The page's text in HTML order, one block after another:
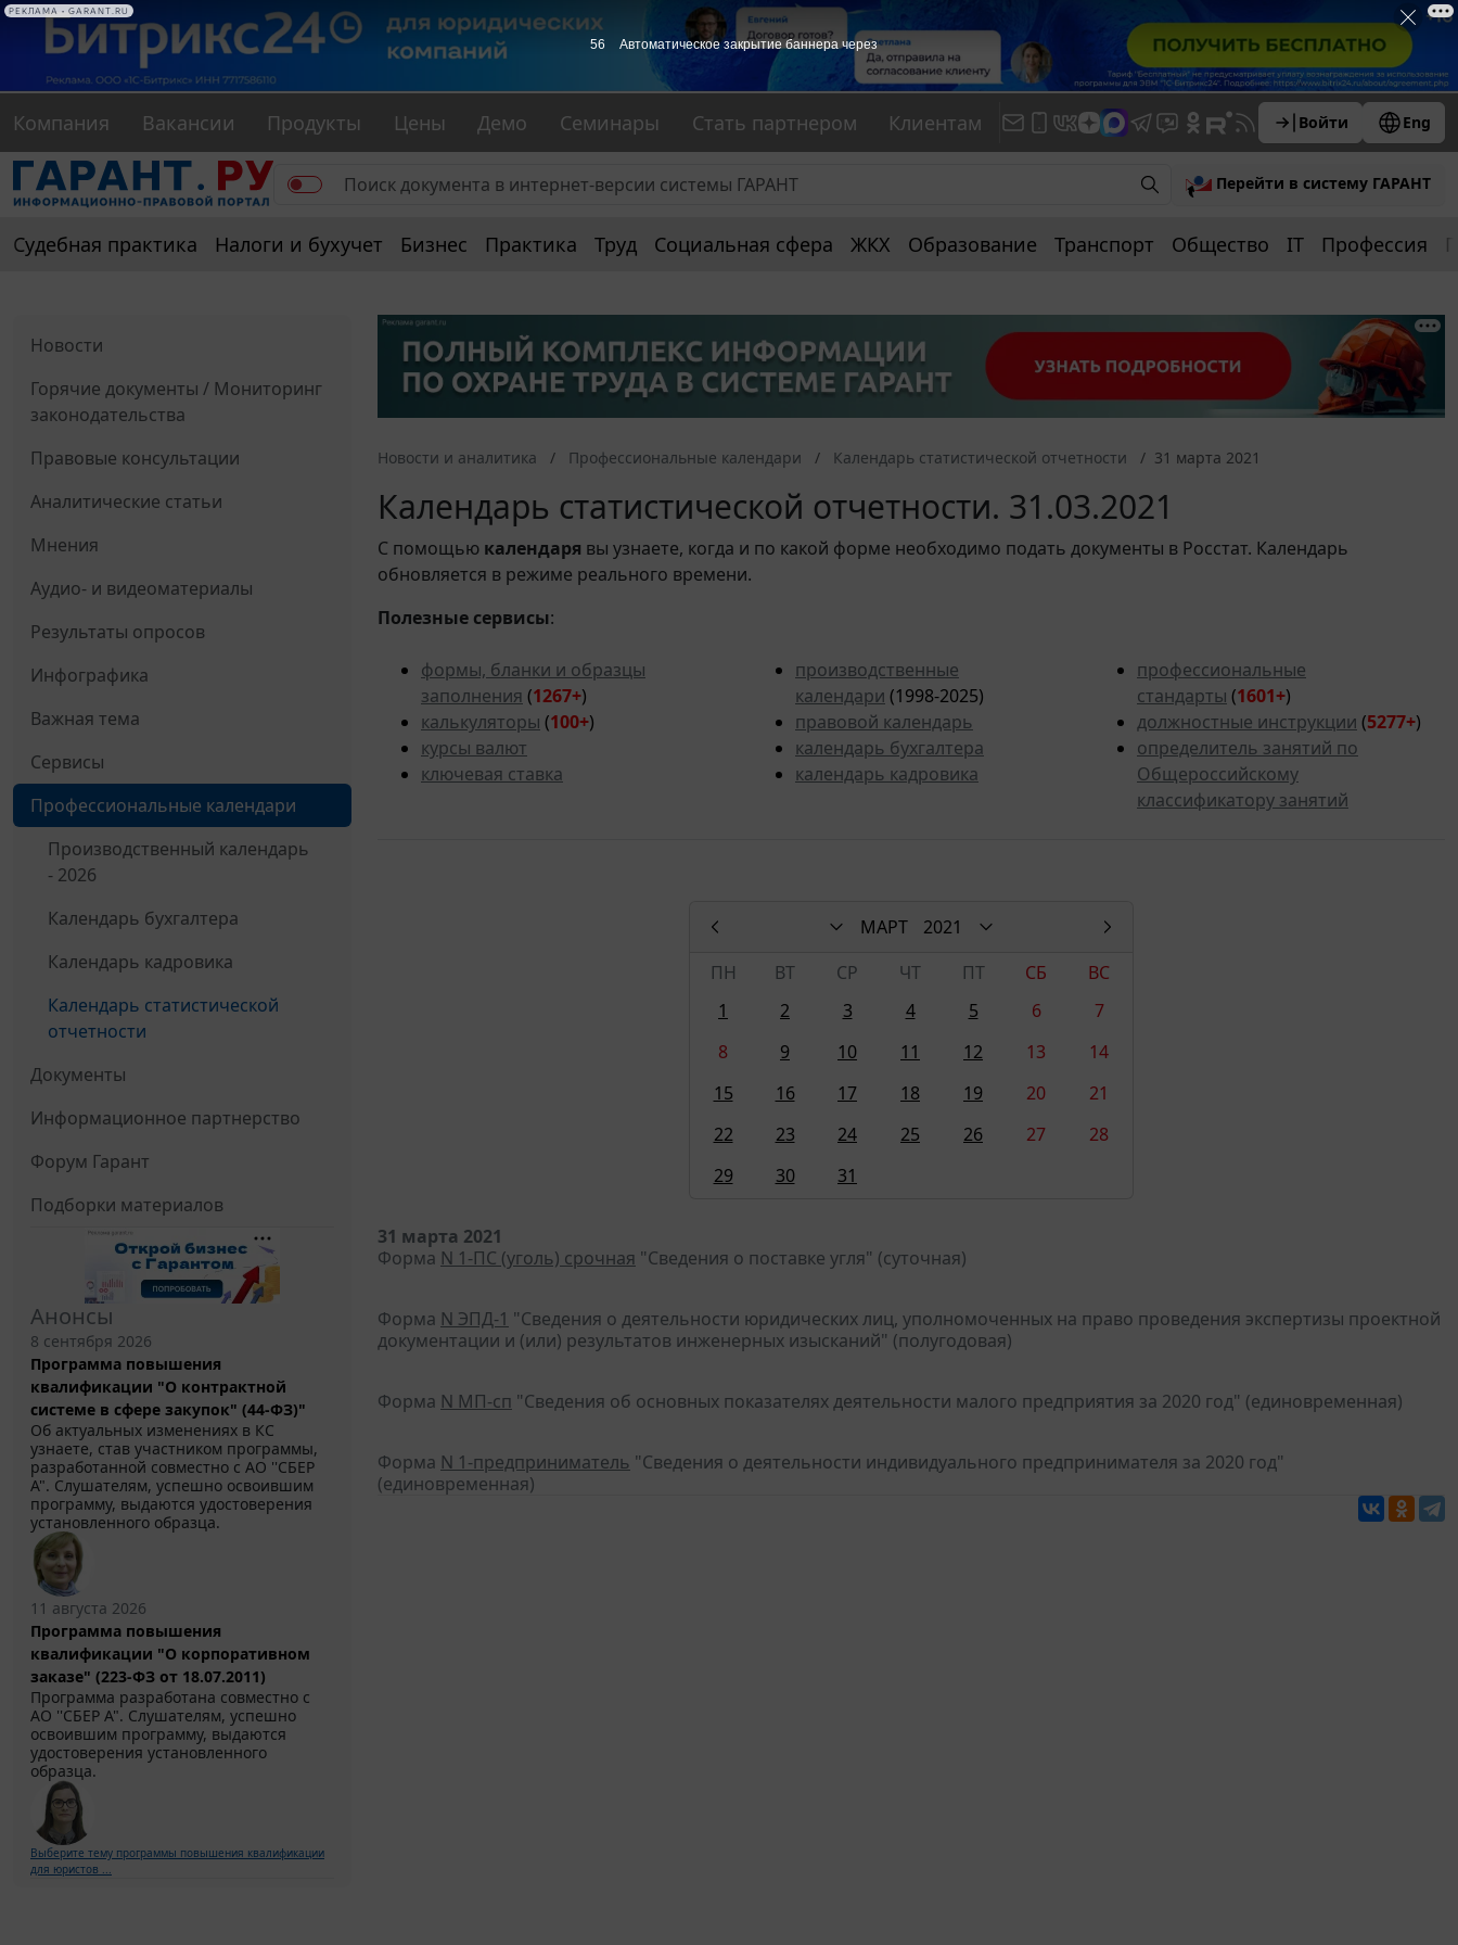
Компания Вакансии Продукты Цены Демо Семинары Стать партнером Клиентам Войти Eng
Перейти в систему ГАРАНТ
Судебная практика Налоги и бухучет Бизнес Практика Труд Социальная сфера ЖКХ Образование Транспорт Общество IT Профессия
Новости
Горячие документы / Мониторинг
законодательства
Правовые консультации
Аналитические статьи
Мнения
Аудио- и видеоматериалы
Результаты опросов
Инфографика
Важная тема
Сервисы
Профессиональные календари
Производственный календарь
- 2026
Календарь бухгалтера
Календарь кадровика
Календарь статистической
отчетности
Документы
Информационное партнерство
Форум Гарант
Подборки материалов
Анонсы
8 сентября 2026
Программа повышения
квалификации "О контрактной
системе в сфере закупок" (44-ФЗ)"
Об актуальных изменениях в КС
узнаете, став участником программы,
разработанной совместно с АО ''СБЕР
А". Слушателям, успешно освоившим
программу, выдаются удостоверения
установленного образца.
11 августа 2026
Программа повышения
квалификации "О корпоративном
заказе" (223-ФЗ от 18.07.2011)
Программа разработана совместно с
АО ''СБЕР А". Слушателям, успешно
освоившим программу, выдаются
удостоверения установленного
образца.
Выберите тему программы повышения квалификации
для юристов ...
Новости и аналитика Профессиональные календари Календарь статистической отчетности 31 марта 2021
Календарь статистической отчетности. 31.03.2021
С помощью календаря вы узнаете, когда и по какой форме необходимо подать документы в Росстат. Календарь
обновляется в режиме реального времени.
Полезные сервисы:
формы, бланки и образцы
заполнения (1267+)
калькуляторы (100+)
курсы валют
ключевая ставка
производственные
календари (1998-2025)
правовой календарь
календарь бухгалтера
календарь кадровика
профессиональные
стандарты (1601+)
должностные инструкции (5277+)
определитель занятий по
Общероссийскому
классификатору занятий
МАРТ
2021
ПН
ВТ СР ЧТ ПТ СБ
ВС
1
2 3 4 5 6
7
8
9 10 11 12 13
14
15
16 17 18 19 20
21
22
23 24 25 26 27
28
29
30 31
31 марта 2021
Форма N 1-ПС (уголь) срочная "Сведения о поставке угля" (суточная)
Форма N ЭПД-1 "Сведения о деятельности юридических лиц, уполномоченных на право проведения экспертизы проектной
документации и (или) результатов инженерных изысканий" (полугодовая)
Форма N МП-сп "Сведения об основных показателях деятельности малого предприятия за 2020 год" (единовременная)
Форма N 1-предприниматель "Сведения о деятельности индивидуального предпринимателя за 2020 год"
(единовременная)
55 Автоматическое закрытие баннера через
РЕКЛАМА • GARANT.RU